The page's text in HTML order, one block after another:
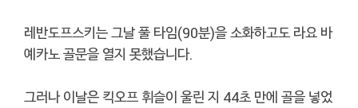
레반도프스키는 그날 풀 타임(90분)을 소화하고도 라요 바
예카노 골문을 열지 못했습니다.
그러나 이날은 킥오프 휘슬이 울린 지 44초 만에 골을 넣었